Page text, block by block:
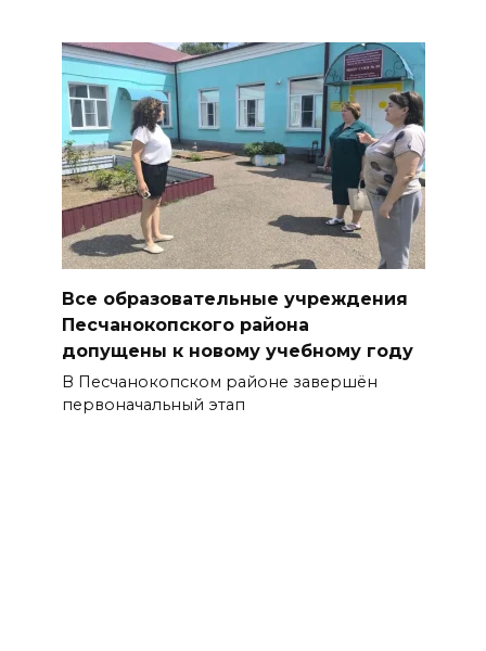
Дону
06 августа 2026 12:03
На Дону пройдет летний
фестиваль «Хутор Фест»
06 августа 2026 11:46
Власти региона работают над
тем, чтобы матч «Ростова»
против «Рубина» состоялся со
зрителями
БОЛЬШЕ НОВОСТЕЙ
Все образовательные учреждения
Песчанокопского района
допущены к новому учебному году
В Песчанокопском районе завершён
первоначальный этап